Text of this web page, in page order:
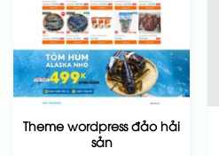
Theme wordpress đảo hải
sản